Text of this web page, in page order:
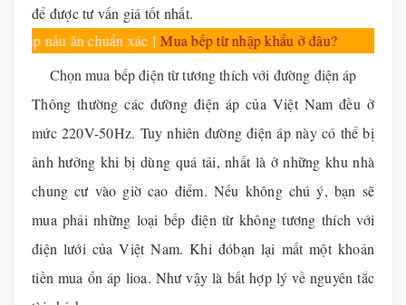
để được tư vấn giá tốt nhất.
nấu ăn chuẩn xác|Mua bếp từ nhập khẩu ở đâu?
Chọn mua bếp điện từ tương thích với đường điện áp
Thông thường các đường điện áp của Việt Nam đều ở
mức 220V-50Hz. Tuy nhiên đường điện áp này có thể bị
ảnh hưởng khi bị dùng quá tải, nhất là ở những khu nhà
chung cư vào giờ cao điểm. Nếu không chú ý, bạn sẽ
mua phải những loại bếp điện từ không tương thích với
điện lưới của Việt Nam. Khi đóbạn lại mất một khoản
tiền mua ổn áp lioa. Như vậy là bất hợp lý về nguyên tắc